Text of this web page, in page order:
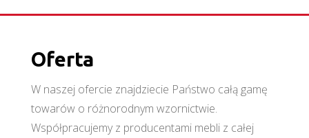
Oferta
W naszej ofercie znajdziecie Państwo całą gamę
towarów o różnorodnym wzornictwie.
Współpracujemy z producentami mebli z całej